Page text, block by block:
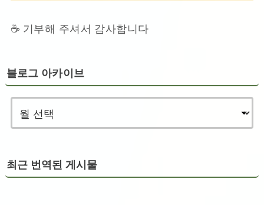
☕ 기부해 주셔서 감사합니다
블로그 아카이브
최근 번역된 게시물